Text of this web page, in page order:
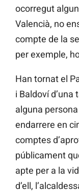
ocorregut
Valencià, no
compte de la
per exemple,
Han tornat el
i Baldoví
alguna
endarrere en
comptes
públicament
apte per a la
d’ell,